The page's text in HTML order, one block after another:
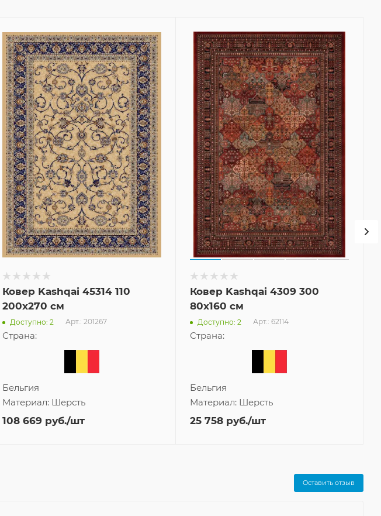
Ковер Kashqai 45314 110
200x270 см
Доступно: 2 Арт.: 201267
Страна:
Бельгия
Материал: Шерсть
108 669 руб./шт
Ковер Kashqai 4309 300
80x160 см
Доступно: 2 Арт.: 62114
Страна:
Бельгия
Материал: Шерсть
25 758 руб./шт
Оставить отзыв